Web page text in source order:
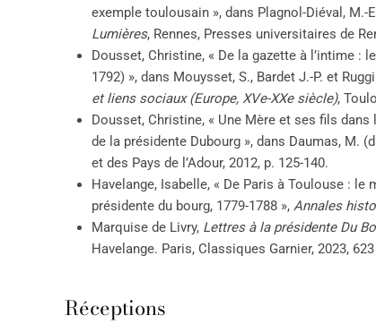
exemple toulousain », dans Plagnol-Diéval, M.-
Lumières, Rennes, Presses universitaires de
Dousset, Christine, « De la gazette à l’intime :
1792) », dans Mouysset, S., Bardet J.-P. et
et liens sociaux (Europe, XVe-XXe siècle),
Dousset, Christine, « Une Mère et ses fils
de la présidente Dubourg », dans Daumas, M.
et des Pays de l’Adour, 2012, p. 125-140.
Havelange, Isabelle, « De Paris à Toulouse :
présidente du bourg, 1779-1788 », Annales
Marquise de Livry, Lettres à la présidente Du
Havelange. Paris, Classiques Garnier, 2023, 623
Réceptions